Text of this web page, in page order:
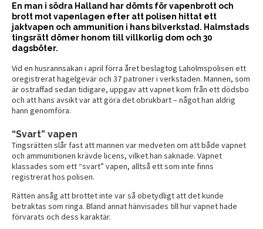
En man i södra Halland har dömts för vapenbrott och
brott mot vapenlagen efter att polisen hittat ett
jaktvapen och ammunition i hans bilverkstad. Halmstads
tingsrätt dömer honom till villkorlig dom och 30
dagsböter.
Vid en husrannsakan i april förra året beslagtog Laholmspolisen ett
oregistrerat hagelgevär och 37 patroner i verkstaden. Mannen, som
är ostraffad sedan tidigare, uppgav att vapnet kom från ett dödsbo
och att hans avsikt var att göra det obrukbart – något han aldrig
hann genomföra.
“Svart” vapen
Tingsrätten slår fast att mannen var medveten om att både vapnet
och ammunitionen krävde licens, vilket han saknade. Vapnet
klassades som ett “svart” vapen, alltså ett som inte finns
registrerat hos polisen.
Rätten ansåg att brottet inte var så obetydligt att det kunde
betraktas som ringa. Bland annat hänvisades till hur vapnet hade
förvarats och dess karaktär.